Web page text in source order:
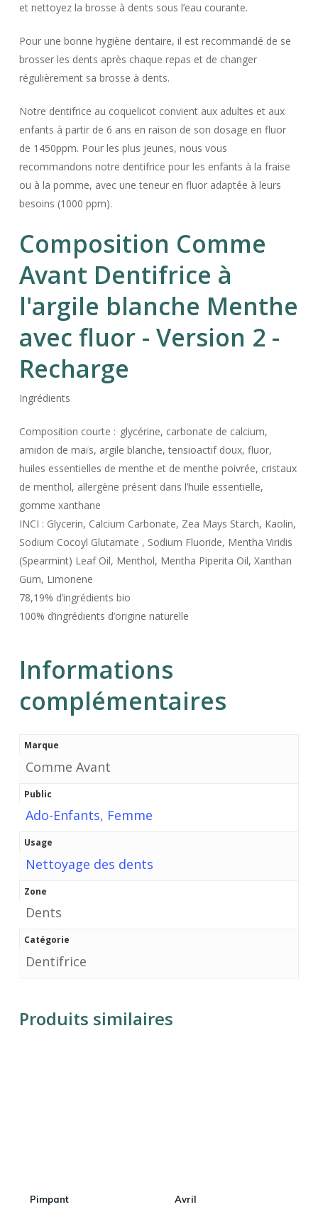
et nettoyez la brosse à dents sous l’eau courante.
Pour une bonne hygiène dentaire, il est recommandé de se
brosser les dents après chaque repas et de changer
régulièrement sa brosse à dents.
Notre dentifrice au coquelicot convient aux adultes et aux
enfants à partir de 6 ans en raison de son dosage en fluor
de 1450ppm. Pour les plus jeunes, nous vous
recommandons notre dentifrice pour les enfants à la fraise
ou à la pomme, avec une teneur en fluor adaptée à leurs
besoins (1000 ppm).
Composition Comme
Avant Dentifrice à
l'argile blanche Menthe
avec fluor - Version 2 -
Recharge
Ingrédients
Composition courte : glycérine, carbonate de calcium,
amidon de maïs, argile blanche, tensioactif doux, fluor,
huiles essentielles de menthe et de menthe poivrée, cristaux
de menthol, allergène présent dans l’huile essentielle,
gomme xanthane
INCI : Glycerin, Calcium Carbonate, Zea Mays Starch, Kaolin,
Sodium Cocoyl Glutamate , Sodium Fluoride, Mentha Viridis
(Spearmint) Leaf Oil, Menthol, Mentha Piperita Oil, Xanthan
Gum, Limonene
78,19% d’ingrédients bio
100% d’ingrédients d’origine naturelle
Informations
complémentaires
Marque
Comme Avant
Public
Ado-Enfants, Femme
Usage
Nettoyage des dents
Zone
Dents
Catégorie
Dentifrice
Produits similaires
Pimpant Avril